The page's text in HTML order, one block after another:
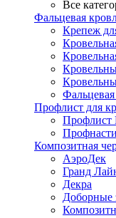
Все
Фальцевая
Крепеж
Профлист для
Профлист
Композитная
АэроДек
Гранд
Декра
Доборные